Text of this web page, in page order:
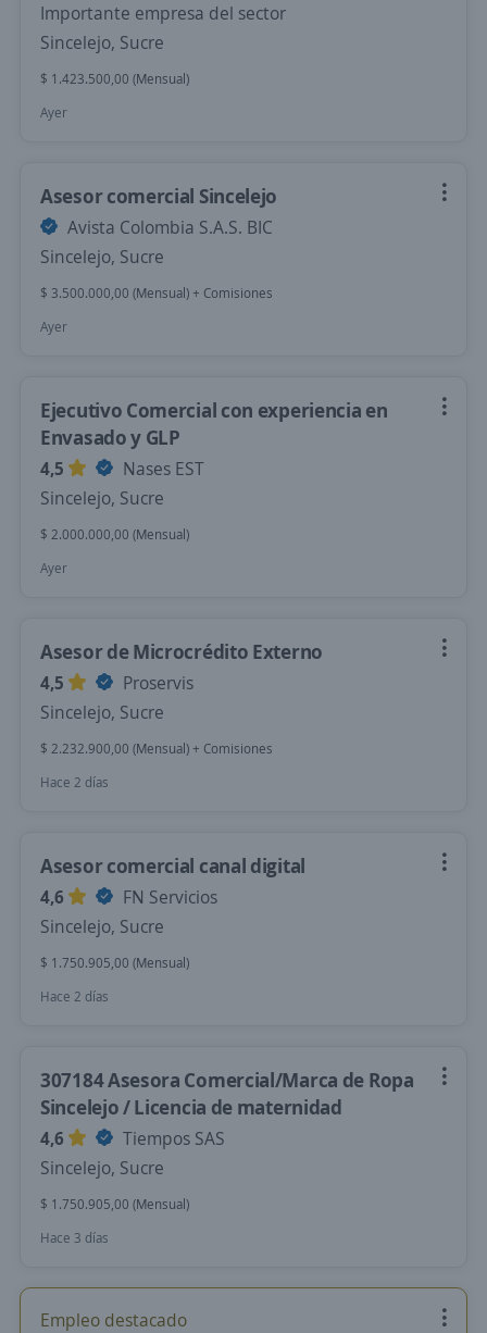
Importante empresa del sector
Sincelejo, Sucre
$ 1.423.500,00 (Mensual)
Ayer
Asesor comercial Sincelejo
Avista Colombia S.A.S. BIC
Sincelejo, Sucre
$ 3.500.000,00 (Mensual) + Comisiones
Ayer
Ejecutivo Comercial con experiencia en
Envasado y GLP
4,5
Nases EST
Sincelejo, Sucre
$ 2.000.000,00 (Mensual)
Ayer
Asesor de Microcrédito Externo
4,5
Proservis
Sincelejo, Sucre
$ 2.232.900,00 (Mensual) + Comisiones
Hace 2 días
Asesor comercial canal digital
4,6
FN Servicios
Sincelejo, Sucre
$ 1.750.905,00 (Mensual)
Hace 2 días
307184 Asesora Comercial/Marca de Ropa
Sincelejo / Licencia de maternidad
4,6
Tiempos SAS
Sincelejo, Sucre
$ 1.750.905,00 (Mensual)
Hace 3 días
Empleo destacado